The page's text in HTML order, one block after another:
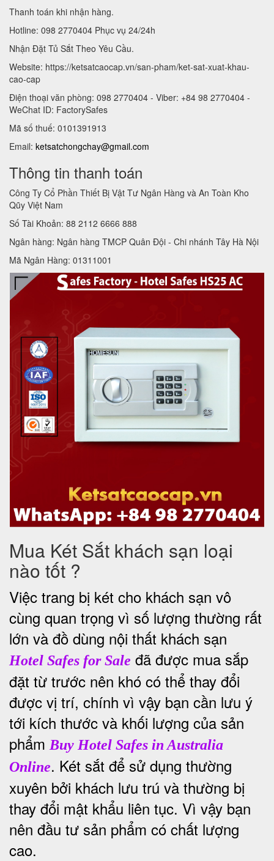
Thanh toán khi nhận hàng.
Hotline: 098 2770404 Phục vụ 24/24h
Nhận Đặt Tủ Sắt Theo Yêu Cầu.
Website: https://ketsatcaocap.vn/san-pham/ket-sat-xuat-khau-
cao-cap
Điện thoại văn phòng: 098 2770404 - Viber: +84 98 2770404 -
WeChat ID: FactorySafes
Mã số thuế: 0101391913
Email: ketsatchongchay@gmail.com
Thông tin thanh toán
Công Ty Cổ Phần Thiết Bị Vật Tư Ngân Hàng và An Toàn Kho
Qũy Việt Nam
Số Tài Khoản: 88 2112 6666 888
Ngân hàng: Ngân hàng TMCP Quân Đội - Chi nhánh Tây Hà Nội
Mã Ngân Hàng: 01311001
Mua Két Sắt khách sạn loại
nào tốt ?
Việc trang bị két cho khách sạn vô
cùng quan trọng vì số lượng thường rất
lớn và đồ dùng nội thất khách sạn
Hotel Safes for Sale đã được mua sắp
đặt từ trước nên khó có thể thay đổi
được vị trí, chính vì vậy bạn cần lưu ý
tới kích thước và khối lượng của sản
phẩm Buy Hotel Safes in Australia
Online. Két sắt để sử dụng thường
xuyên bởi khách lưu trú và thường bị
thay đổi mật khẩu liên tục. Vì vậy bạn
nên đầu tư sản phẩm có chất lượng
cao.